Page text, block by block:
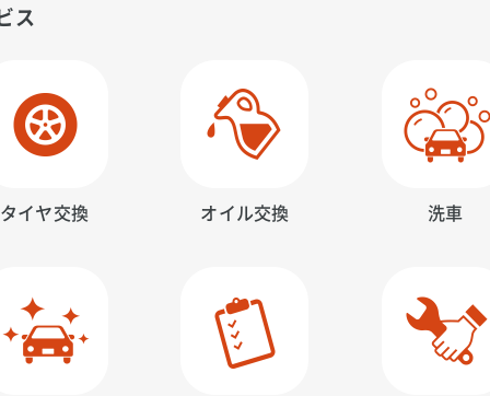
ス
タイヤ交換 オイル交換 洗車